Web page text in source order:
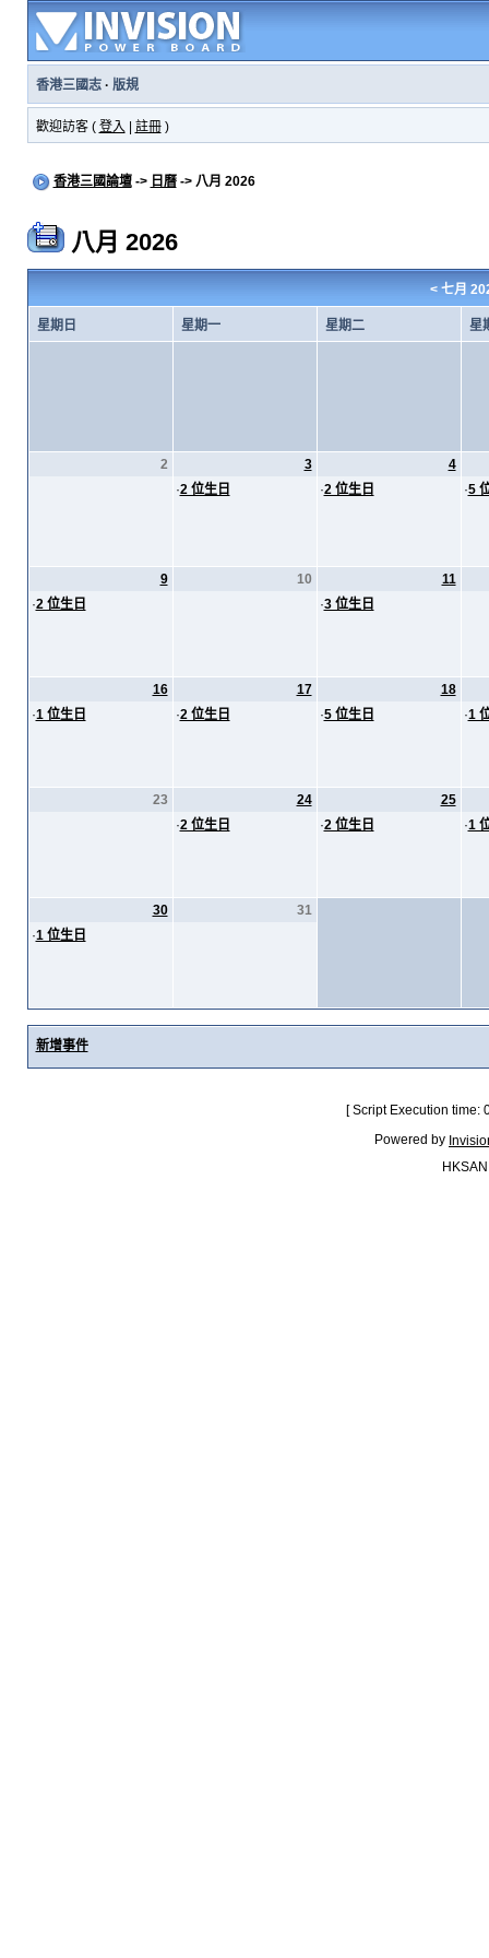
香港三國志· 版規
歡迎訪客 ( 登入 註冊)
香港三國論壇-> 日曆-> 八月 2026
八月 2026
< 七月
星期日 星期一 星期二 星
2
3
·2 位生日
4
·2 位生日 ·5
9
·2 位生日
10
11
·3 位生日
16
·1 位生日
17
·2 位生日
18
·5 位生日 ·1
23
24
·2 位生日
25
·2 位生日 ·1
30
·1 位生日
31
新增事件
[ Script Execution
Powered by